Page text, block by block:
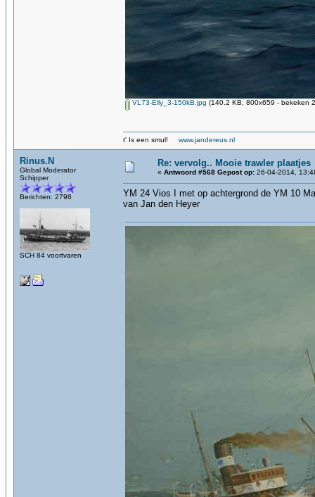
VL73-Elly_3-150kB.jpg (140.2 KB, 800x659 - bekeken
t' Is een smul! www.jandereus.nl
Rinus.N
Global Moderator
Schipper
Berichten: 2798
SCH 84 voortvaren
Re: vervolg.. Mooie trawler plaatjes
« Antwoord #568 Gepost op: 26-04-2014,
YM 24 Vios I met op achtergrond de YM 10
van Jan den Heyer